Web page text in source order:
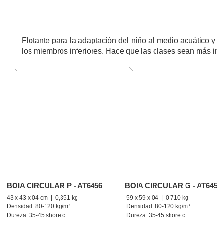
Flotante para la adaptación del niño al medio acuático
los miembros inferiores. Hace que las clases sean más
BOIA CIRCULAR P - AT6456
43 x 43 x 04 cm | 0,351 kg
Densidad: 80-120 kg/m³
Dureza: 35-45 shore c
BOIA CIRCULAR G -
59 x 59 x 04 | 0,710 kg
Densidad: 80-120 kg/m³
Dureza: 35-45 shore c